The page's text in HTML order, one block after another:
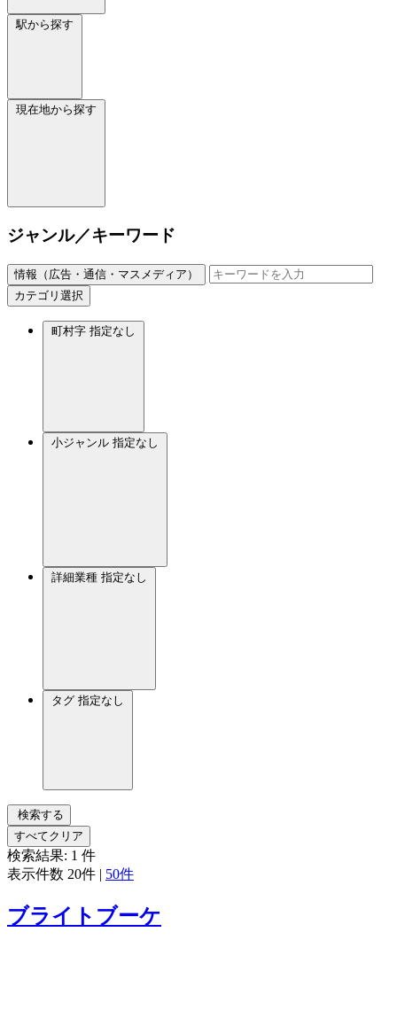
駅から探す
現在地から探す
ジャンル／キーワード
情報（広告・通信・マスメディア）
カテゴリ選択
町村字 指定なし
小ジャンル 指定なし
詳細業種 指定なし
タグ 指定なし
検索する
すべてクリア
検索結果: 1 件
表示件数 20件 | 50件
ブライトブーケ